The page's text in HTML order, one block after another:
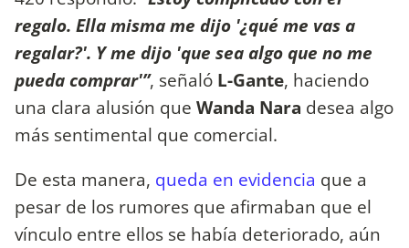
regalo. Ella misma me dijo '¿qué me vas a
regalar?'. Y me dijo 'que sea algo que no me
pueda comprar'”, señaló L-Gante, haciendo
una clara alusión que Wanda Nara desea algo
más sentimental que comercial.
De esta manera, queda en evidencia que a
pesar de los rumores que afirmaban que el
vínculo entre ellos se había deteriorado, aún